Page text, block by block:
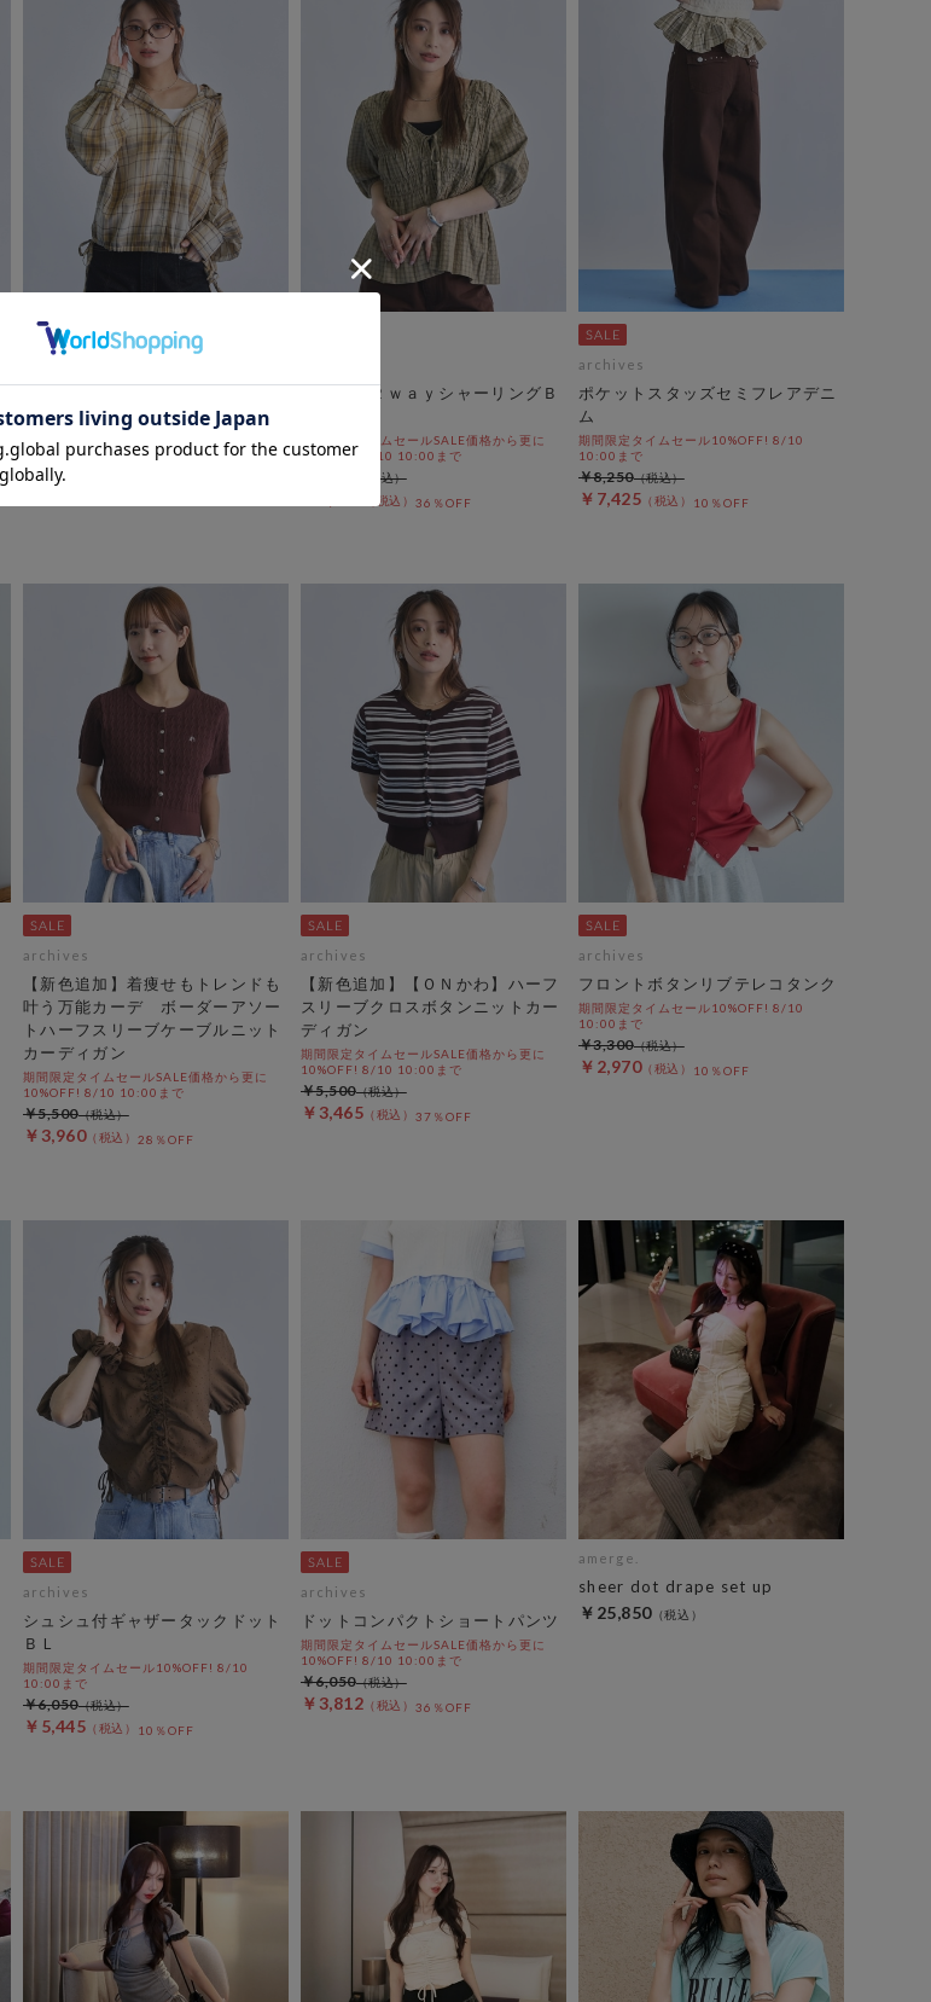
期間限定タイムセール10%OFF! 8/10
￥5,940
￥6,600
チェック２ｗａｙシャーリングＢ
期間限定タイムセールSALE価格から更に
10%OFF! 8/10 10:00まで
36％OFF
archives
ポケットスタッズセミフレアデニ
ム
期間限定タイムセール10%OFF! 8/10
10:00まで
￥7,425 10％OFF
￥8,250
archives
【新色追加】着痩せもトレンドも
叶う万能カーデ ボーダーアソー
トハーフスリーブケーブルニット
カーディガン
期間限定タイムセールSALE価格から更に
10%OFF! 8/10 10:00まで
￥3,960 28％OFF
￥5,500
archives
【新色追加】【ＯＮかわ】ハーフ
スリーブクロスボタンニットカー
ディガン
期間限定タイムセールSALE価格から更に
10%OFF! 8/10 10:00まで
￥3,465 37％OFF
￥5,500
archives
フロントボタンリブテレコタンク
期間限定タイムセール10%OFF! 8/10
10:00まで
￥2,970 10％OFF
￥3,300
archives
シュシュ付ギャザータックドット
ＢＬ
期間限定タイムセール10%OFF! 8/10
10:00まで
￥5,445 10％OFF
￥6,050
archives
ドットコンパクトショートパンツ
期間限定タイムセールSALE価格から更に
10%OFF! 8/10 10:00まで
￥3,812 36％OFF
￥6,050
amerge.
sheer dot drape set up
￥25,850